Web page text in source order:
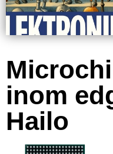
inom
Hailo